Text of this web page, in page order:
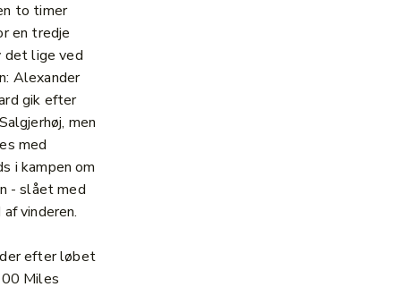
to timer
en tredje
det lige ved
Alexander
gik efter
men
med
i kampen om
- slået med
vinderen.
efter løbet
Miles